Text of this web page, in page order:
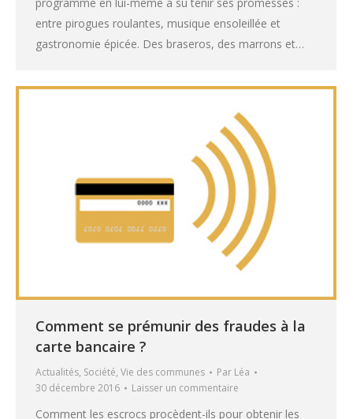
entre pirogues roulantes, musique ensoleillée et
gastronomie épicée. Des braseros, des marrons et…
Comment se prémunir des fraudes à la
carte bancaire ?
Actualités, Société, Vie des communes Par Léa
30 décembre 2016
Laisser un commentaire
Comment les escrocs procèdent-ils pour obtenir les